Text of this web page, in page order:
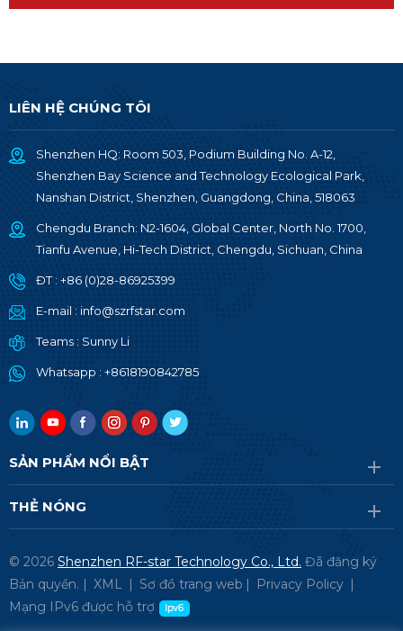
LIÊN HỆ CHÚNG TÔI
Shenzhen HQ: Room 503, Podium Building No. A-12,
Shenzhen Bay Science and Technology Ecological Park,
Nanshan District, Shenzhen, Guangdong, China, 518063
Chengdu Branch: N2-1604, Global Center, North No. 1700,
Tianfu Avenue, Hi-Tech District, Chengdu, Sichuan, China
ĐT : +86 (0)28-86925399
E-mail : info@szrfstar.com
Teams : Sunny Li
Whatsapp : +8618190842785
SẢN PHẨM NỔI BẬT
THẺ NÓNG
© 2026 Shenzhen RF-star Technology Co., Ltd. Đã đăng ký
Bản quyền. | XML | Sơ đồ trang web | Privacy Policy |
Mạng IPv6 được hỗ trợ